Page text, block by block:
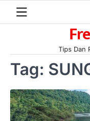
Tips Dan
Tag: